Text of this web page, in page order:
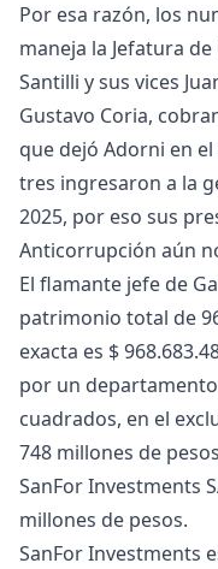
Por esa razón, los
maneja la Jefatura
Santilli y sus vices
Gustavo Coria,
que dejó Adorni en
tres ingresaron a la
2025, por eso sus
Anticorrupción aún
El flamante jefe de
patrimonio total de
exacta es $
por un
cuadrados, en el
748 millones de
SanFor Investments
millones de pesos.
SanFor Investments